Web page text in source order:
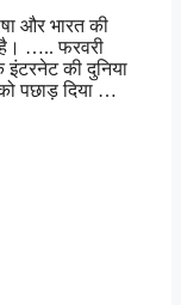
और भारत की
….. फरवरी
की दुनिया
पछाड़ दिया …